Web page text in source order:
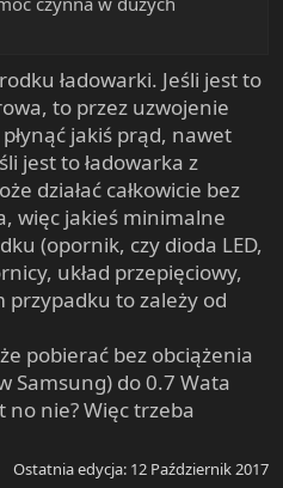
ładowarki. Jeśli jest to
to przez uzwojenie
jakiś prąd, nawet
jest to ładowarka z
działać całkowicie bez
więc jakieś minimalne
(opornik, czy dioda LED,
układ przepięciowy,
przypadku to zależy od
pobierać bez obciążenia
Samsung) do 0.7 Wata
no nie? Więc trzeba
Ostatnia edycja: 12 Październik 2017